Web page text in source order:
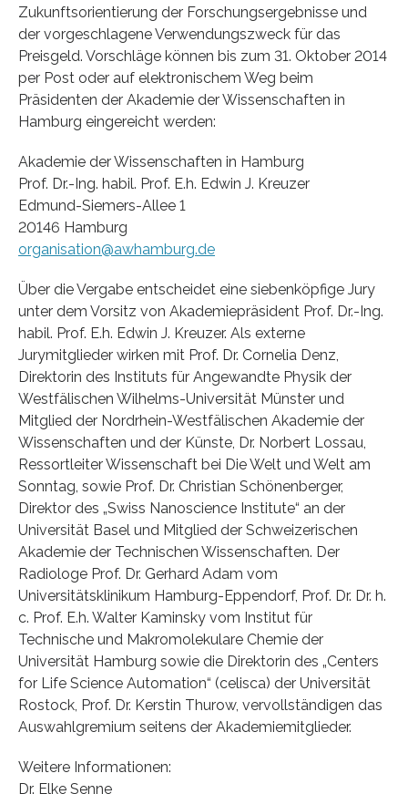
Zukunftsorientierung der Forschungsergebnisse und
der vorgeschlagene Verwendungszweck für das
Preisgeld. Vorschläge können bis zum 31. Oktober 2014
per Post oder auf elektronischem Weg beim
Präsidenten der Akademie der Wissenschaften in
Hamburg eingereicht werden:
Akademie der Wissenschaften in Hamburg
Prof. Dr.-Ing. habil. Prof. E.h. Edwin J. Kreuzer
Edmund-Siemers-Allee 1
20146 Hamburg
organisation@awhamburg.de
Über die Vergabe entscheidet eine siebenköpfige Jury
unter dem Vorsitz von Akademiepräsident Prof. Dr.-Ing.
habil. Prof. E.h. Edwin J. Kreuzer. Als externe
Jurymitglieder wirken mit Prof. Dr. Cornelia Denz,
Direktorin des Instituts für Angewandte Physik der
Westfälischen Wilhelms-Universität Münster und
Mitglied der Nordrhein-Westfälischen Akademie der
Wissenschaften und der Künste, Dr. Norbert Lossau,
Ressortleiter Wissenschaft bei Die Welt und Welt am
Sonntag, sowie Prof. Dr. Christian Schönenberger,
Direktor des „Swiss Nanoscience Institute“ an der
Universität Basel und Mitglied der Schweizerischen
Akademie der Technischen Wissenschaften. Der
Radiologe Prof. Dr. Gerhard Adam vom
Universitätsklinikum Hamburg-Eppendorf, Prof. Dr. Dr. h.
c. Prof. E.h. Walter Kaminsky vom Institut für
Technische und Makromolekulare Chemie der
Universität Hamburg sowie die Direktorin des „Centers
for Life Science Automation“ (celisca) der Universität
Rostock, Prof. Dr. Kerstin Thurow, vervollständigen das
Auswahlgremium seitens der Akademiemitglieder.
Weitere Informationen:
Dr. Elke Senne